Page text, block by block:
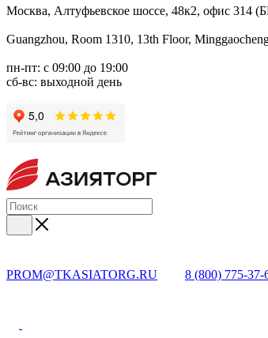
Москва, Алтуфьевское шоссе, 48к2, офис 314
Guangzhou, Room 1310, 13th Floor,
пн-пт: с 09:00 до 19:00
сб-вс: выходной день
PROM@TKASIATORG.RU 8 (800) 775-37-